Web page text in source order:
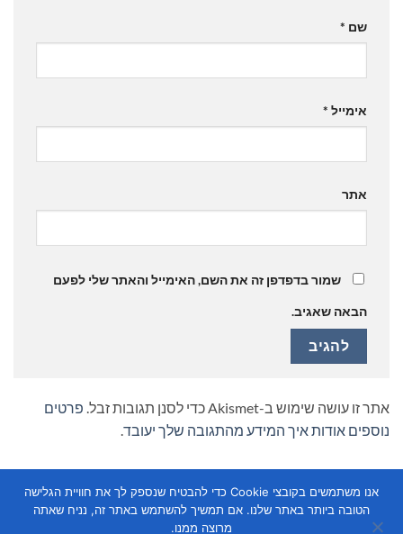
שם *
אימייל *
אתר
שמור בדפדפן זה את השם, האימייל והאתר שלי לפעם
הבאה שאגיב.
אתר זו עושה שימוש ב-Akismet כדי לסנן תגובות זבל.
פרטים
נוספים אודות איך המידע מהתגובה שלך יעובד.
אנו משתמשים בקובצי Cookie כדי להבטיח שנספק לך את חוויית הגלישה
הטובה ביותר באתר שלנו. אם תמשיך להשתמש באתר זה, נניח שאתה
מרוצה ממנו.